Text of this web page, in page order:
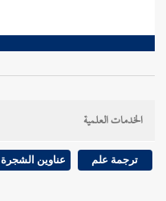
الخدمات العلمية
ترجمة علم عناوين الشجرة